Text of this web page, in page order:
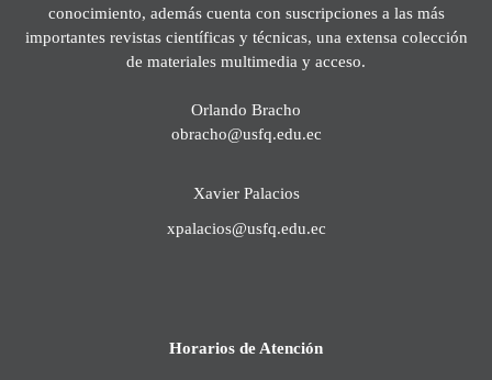
conocimiento, además cuenta con suscripciones a las más
importantes revistas científicas y técnicas, una extensa colección
de materiales multimedia y acceso.
Orlando Bracho
obracho@usfq.edu.ec
Xavier Palacios
xpalacios@usfq.edu.ec
Horarios de Atención